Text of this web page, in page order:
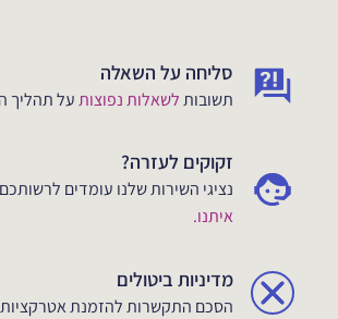
סליחה על השאלה
תשובותלשאלות נפוצותעל תהליך
זקוקים לעזרה?
נציגי השירות שלנו עומדים
איתנו.
מדיניות ביטולים
הסכם התקשרות להזמנת